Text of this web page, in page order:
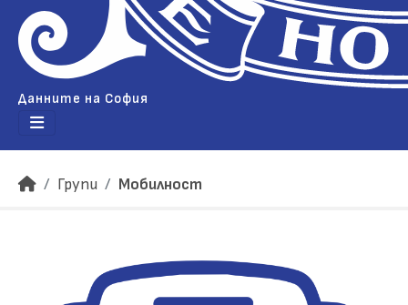
Данните на София
Групи Мобилност